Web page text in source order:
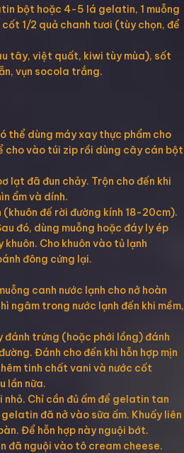
bột hoặc 4-5 lá gelatin, 1 muỗng
1/2 quả chanh tươi (tùy chọn, để
tây, việt quất, kiwi tùy mùa), sốt
vụn socola trắng.
thể dùng máy xay thực phẩm cho
cho vào túi zip rồi dùng cây cán bột
lạt đã đun chảy. Trộn cho đến khi
ẩm và dính.
đế rời đường kính 18-20cm).
đó, dùng muỗng hoặc đáy ly ép
Cho khuôn vào tủ lạnh
đông cứng lại.
canh nước lạnh cho nở hoàn
ngâm trong nước lạnh đến khi mềm,
đánh trứng (hoặc phới lồng) đánh
Đánh cho đến khi hỗn hợp mịn
tinh chất vani và nước cốt
lần nữa.
Chỉ cần đủ ấm để gelatin tan
đã nở vào sữa ấm. Khuấy liên
Để hỗn hợp này nguội bớt.
đã nguội vào tô cream cheese.